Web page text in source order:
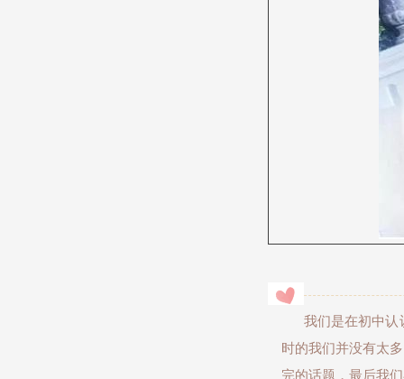
我们是在初中认
时的我们并没有太
完的话题，最后我